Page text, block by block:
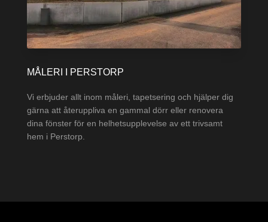
MÅLERI I PERSTORP
Vi erbjuder allt inom måleri, tapetsering och hjälper dig
gärna att återuppliva en gammal dörr eller renovera
dina fönster för en helhetsupplevelse av ett trivsamt
hem i Perstorp.